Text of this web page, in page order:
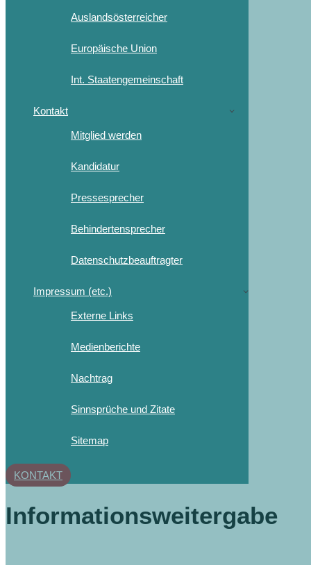
Auslandsösterreicher
Europäische Union
Int. Staatengemeinschaft
Kontakt
Mitglied werden
Kandidatur
Pressesprecher
Behindertensprecher
Datenschutzbeauftragter
Impressum (etc.)
Externe Links
Medienberichte
Nachtrag
Sinnsprüche und Zitate
Sitemap
KONTAKT
Informationsweitergabe